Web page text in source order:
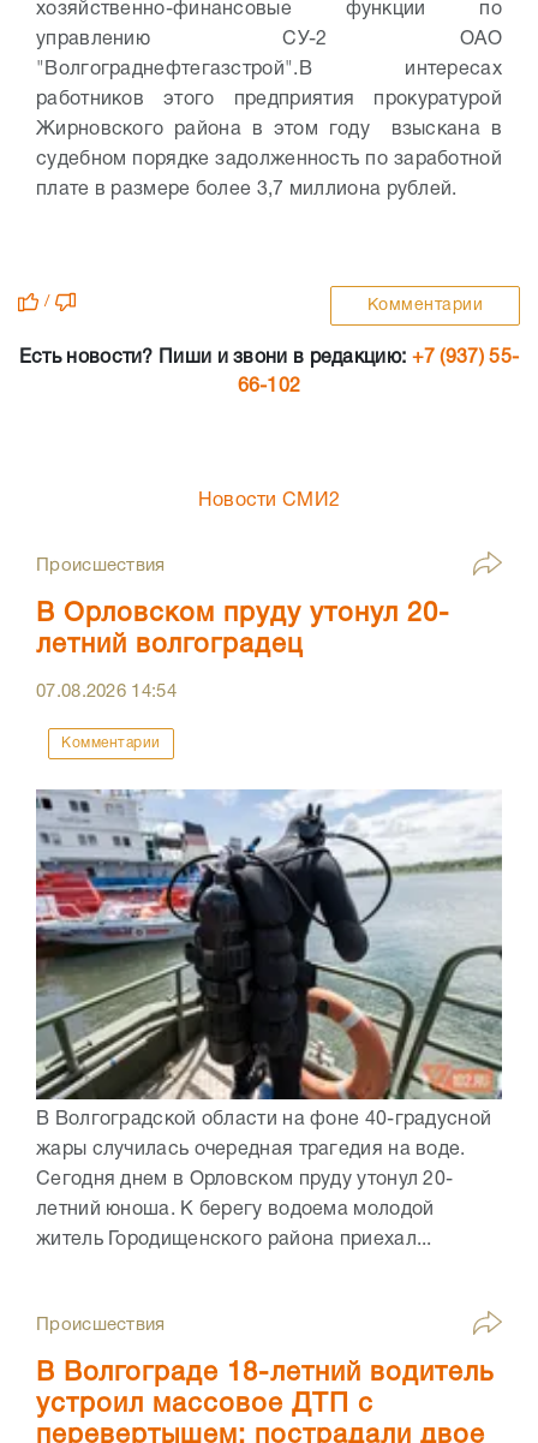
хозяйственно-финансовые функции по
управлению СУ-2 ОАО
"Волгограднефтегазстрой". В интересах
работников этого предприятия прокуратурой
Жирновского района в этом году взыскана в
судебном порядке задолженность по заработной
плате в размере более 3,7 миллиона рублей.
/ Комментарии
Есть новости? Пиши и звони в редакцию: +7 (937) 55-
66-102
Новости СМИ2
Происшествия
В Орловском пруду утонул 20-
летний волгоградец
07.08.2026 14:54
Комментарии
В Волгоградской области на фоне 40-градусной
жары случилась очередная трагедия на воде.
Сегодня днем в Орловском пруду утонул 20-
летний юноша. К берегу водоема молодой
житель Городищенского района приехал...
Происшествия
В Волгограде 18-летний водитель
устроил массовое ДТП с
перевертышем: пострадали двое